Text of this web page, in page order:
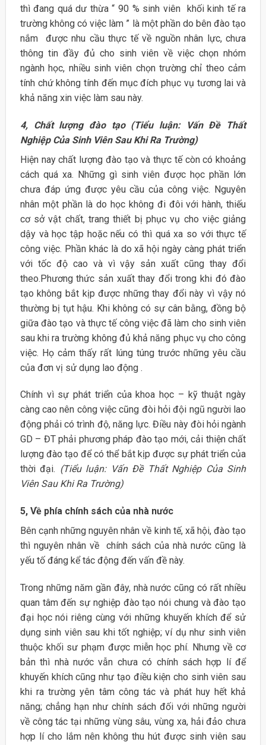
thì đang quá dư thừa “ 90 % sinh viên khối kinh tế ra
trường không có việc làm ” là một phần do bên đào tạo
nắm được nhu cầu thực tế về nguồn nhân lực, chưa
thông tin đầy đủ cho sinh viên về việc chọn nhóm
ngành học, nhiều sinh viên chọn trường chỉ theo cảm
tính chứ không tính đến mục đích phục vụ tương lai và
khả năng xin việc làm sau này.
4, Chất lượng đào tạo (Tiểu luận: Vấn Đề Thất
Nghiệp Của Sinh Viên Sau Khi Ra Trường)
Hiện nay chất lượng đào tạo và thực tế còn có khoảng
cách quá xa. Những gì sinh viên được học phần lớn
chưa đáp ứng được yêu cầu của công việc. Nguyên
nhân một phần là do học không đi đôi với hành, thiếu
cơ sở vật chất, trang thiết bị phục vụ cho việc giảng
dậy và học tập hoặc nếu có thì quá xa so với thực tế
công việc. Phần khác là do xã hội ngày càng phát triển
với tốc độ cao và vì vậy sản xuất cũng thay đổi
theo.Phương thức sản xuất thay đổi trong khi đó đào
tạo không bắt kịp được những thay đổi này vì vậy nó
thường bị tụt hậu. Khi không có sự cân bằng, đồng bộ
giữa đào tạo và thực tế công việc đã làm cho sinh viên
sau khi ra trường không đủ khả năng phục vụ cho công
việc. Họ cảm thấy rất lúng túng trước những yêu cầu
của đơn vị sử dụng lao động .
Chính vì sự phát triển của khoa học – kỹ thuật ngày
càng cao nên công việc cũng đòi hỏi đội ngũ người lao
động phải có trình độ, năng lực. Điều này đòi hỏi ngành
GD – ĐT phải phương pháp đào tạo mới, cải thiện chất
lượng đào tạo để có thể bắt kịp được sự phát triển của
thời đại. (Tiểu luận: Vấn Đề Thất Nghiệp Của Sinh
Viên Sau Khi Ra Trường)
5, Về phía chính sách của nhà nước
Bên cạnh những nguyên nhân về kinh tế, xã hội, đào tạo
thì nguyên nhân về chính sách của nhà nước cũng là
yếu tố đáng kể tác động đến vấn đề này.
Trong những năm gần đây, nhà nước cũng có rất nhiều
quan tâm đến sự nghiệp đào tạo nói chung và đào tạo
đại học nói riêng cùng với những khuyến khích để sử
dụng sinh viên sau khi tốt nghiệp; ví dụ như sinh viên
thuộc khối sư phạm được miễn học phí. Nhưng về cơ
bản thì nhà nước vẫn chưa có chính sách hợp lí để
khuyến khích cũng như tạo điều kiện cho sinh viên sau
khi ra trường yên tâm công tác và phát huy hết khả
năng; chẳng hạn như chính sách đối với những người
về công tác tại những vùng sâu, vùng xa, hải đảo chưa
hợp lí cho lắm nên không thu hút được sinh viên sau